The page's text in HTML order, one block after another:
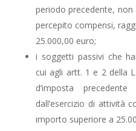
periodo precedente,
percepito compensi,
25.000,00 euro;
i soggetti passivi che
cui agli artt. 1 e 2 della
d’imposta
dall’esercizio di attività
importo superiore a